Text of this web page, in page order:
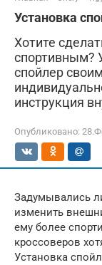
Установка
Хотите
спортивным?
спойлер
инструкция
Опубликовано:
Задумывались
изменить
ему более
кроссоверов
Установка